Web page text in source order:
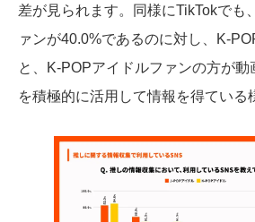
差が見られます。同様にTikTokでも
ァンが40.0%であるのに対し、K-
と、K-POPアイドルファンの方が動
を積極的に活用して情報を得ている